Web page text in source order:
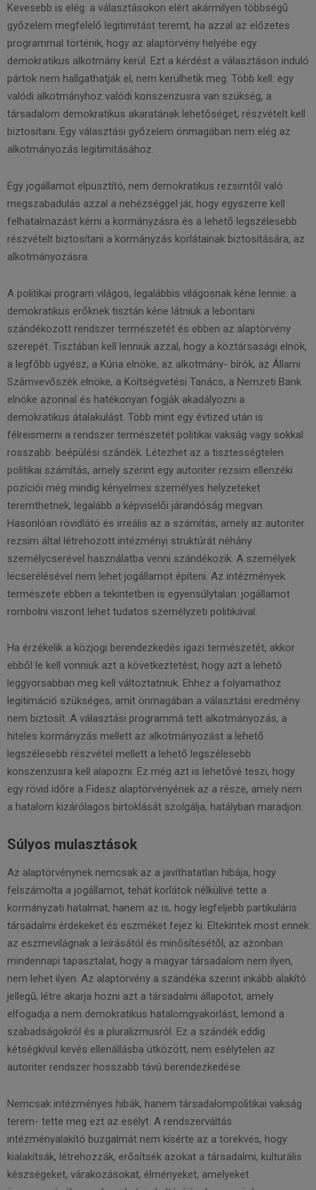
Kevesebb is elég: a választásokon elért akármilyen többségű
győzelem megfelelő legitimitást teremt, ha azzal az előzetes
programmal történik, hogy az alaptörvény helyébe egy
demokratikus alkotmány kerül. Ezt a kérdést a választáson induló
pártok nem hallgathatják el, nem kerülhetik meg. Több kell: egy
valódi alkotmányhoz valódi konszenzusra van szükség, a
társadalom demokratikus akaratának lehetőséget, részvételt kell
biztosítani. Egy választási győzelem önmagában nem elég az
alkotmányozás legitimitásához.
Egy jogállamot elpusztító, nem demokratikus rezsimtől való
megszabadulás azzal a nehézséggel jár, hogy egyszerre kell
felhatalmazást kérni a kormányzásra és a lehető legszélesebb
részvételt biztosítani a kormányzás korlátainak biztosítására, az
alkotmányozásra.
A politikai program világos, legalábbis világosnak kéne lennie: a
demokratikus erőknek tisztán kéne látniuk a lebontani
szándékozott rendszer természetét és ebben az alaptörvény
szerepét. Tisztában kell lenniük azzal, hogy a köztársasági elnök,
a legfőbb ügyész, a Kúria elnöke, az alkotmány- bírók, az Állami
Számvevőszék elnöke, a Költségvetési Tanács, a Nemzeti Bank
elnöke azonnal és hatékonyan fogják akadályozni a
demokratikus átalakulást. Több mint egy évtized után is
félreismerni a rendszer természetét politikai vakság vagy sokkal
rosszabb: beépülési szándék. Létezhet az a tisztességtelen
politikai számítás, amely szerint egy autoriter rezsim ellenzéki
pozíciói még mindig kényelmes személyes helyzeteket
teremthetnek, legalább a képviselői járandóság megvan.
Hasonlóan rövidlátó és irreális az a számítás, amely az autoriter
rezsim által létrehozott intézményi struktúrát néhány
személycserével használatba venni szándékozik. A személyek
lecserélésével nem lehet jogállamot építeni. Az intézmények
természete ebben a tekintetben is egyensúlytalan: jogállamot
rombolni viszont lehet tudatos személyzeti politikával.
Ha érzékelik a közjogi berendezkedés igazi természetét, akkor
ebből le kell vonniuk azt a következtetést, hogy azt a lehető
leggyorsabban meg kell változtatniuk. Ehhez a folyamathoz
legitimáció szükséges, amit önmagában a választási eredmény
nem biztosít. A választási programmá tett alkotmányozás, a
hiteles kormányzás mellett az alkotmányozást a lehető
legszélesebb részvétel mellett a lehető legszélesebb
konszenzusra kell alapozni. Ez még azt is lehetővé teszi, hogy
egy rövid időre a Fidesz alaptörvényének az a része, amely nem
a hatalom kizárólagos birtoklását szolgálja, hatályban maradjon.
Súlyos mulasztások
Az alaptörvénynek nemcsak az a javíthatatlan hibája, hogy
felszámolta a jogállamot, tehát korlátok nélkülivé tette a
kormányzati hatalmat, hanem az is, hogy legfeljebb partikuláris
társadalmi érdekeket és eszméket fejez ki. Eltekintek most ennek
az eszmevilágnak a leírásától és minősítésétől, az azonban
mindennapi tapasztalat, hogy a magyar társadalom nem ilyen,
nem lehet ilyen. Az alaptörvény a szándéka szerint inkább alakító
jellegű, létre akarja hozni azt a társadalmi állapotot, amely
elfogadja a nem demokratikus hatalomgyakorlást, lemond a
szabadságokról és a pluralizmusról. Ez a szándék eddig
kétségkívül kevés ellenállásba ütközött, nem esélytelen az
autoriter rendszer hosszabb távú berendezkedése.
Nemcsak intézményes hibák, hanem társadalompolitikai vakság
terem- tette meg ezt az esélyt. A rendszerváltás
intézményalakító buzgalmát nem kísérte az a törekvés, hogy
kialakítsák, létrehozzák, erősítsék azokat a társadalmi, kulturális
készségeket, várakozásokat, élményeket, amelyeket